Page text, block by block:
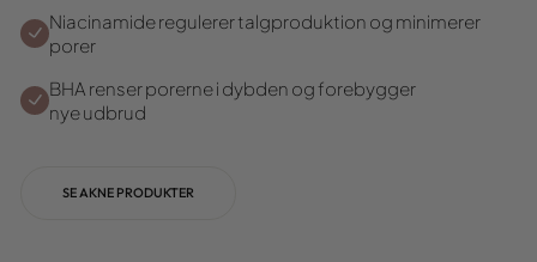
Niacinamide regulerer talgproduktion og minimerer
porer
BHA renser porerne i dybden og forebygger
nye udbrud
SE AKNE PRODUKTER